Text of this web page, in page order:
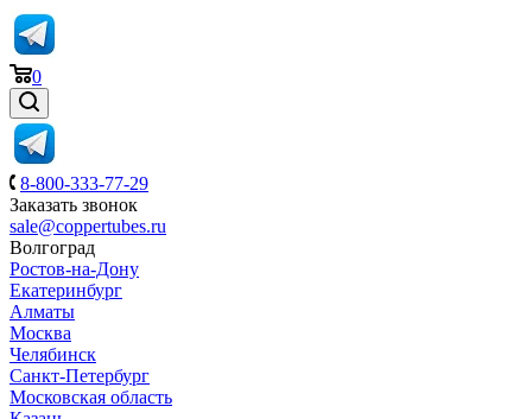
0
8-800-333-77-29
Заказать звонок
sale@coppertubes.ru
Волгоград
Ростов-на-Дону
Екатеринбург
Алматы
Москва
Челябинск
Санкт-Петербург
Московская область